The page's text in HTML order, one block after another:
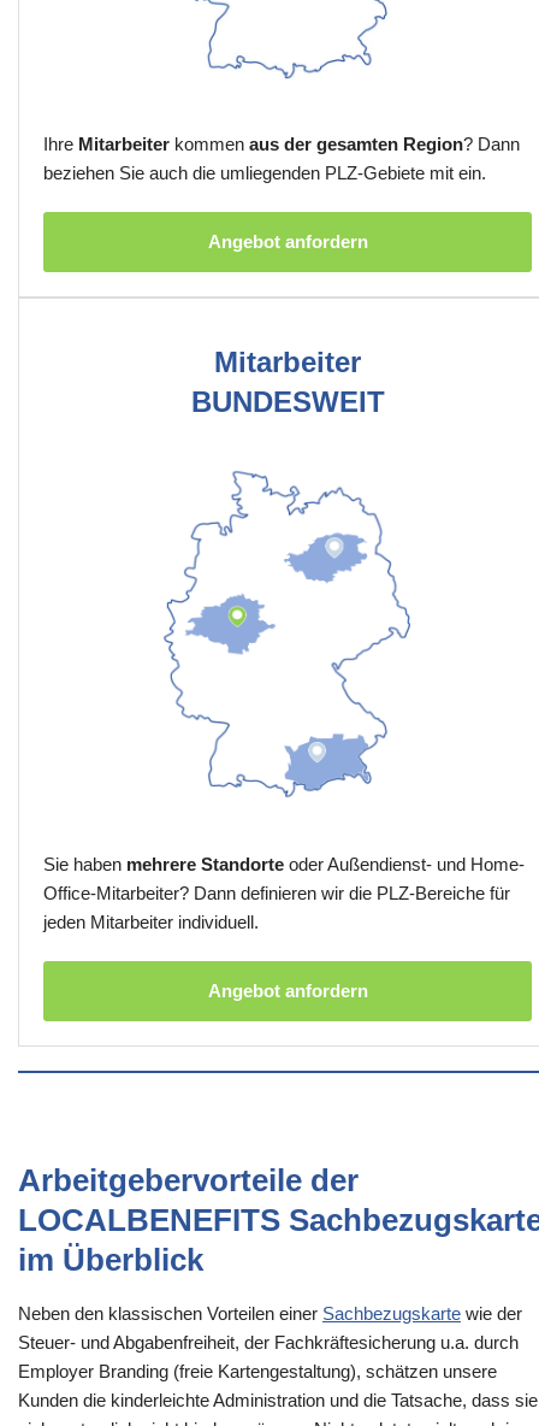
Ihre Mitarbeiter kommen aus der gesamten Region? Dann
beziehen Sie auch die umliegenden PLZ-Gebiete mit ein.
Angebot anfordern
Mitarbeiter
BUNDESWEIT
Sie haben mehrere Standorte oder Außendienst- und Home-
Office-Mitarbeiter? Dann definieren wir die PLZ-Bereiche für
jeden Mitarbeiter individuell.
Angebot anfordern
Arbeitgebervorteile der
LOCALBENEFITS
im Überblick
Neben den klassischen Vorteilen einer Sachbezugskarte wie der
Steuer- und Abgabenfreiheit, der Fachkräftesicherung u.a. durch
Employer Branding (freie Kartengestaltung), schätzen unsere
Kunden die kinderleichte Administration und die Tatsache, dass sie